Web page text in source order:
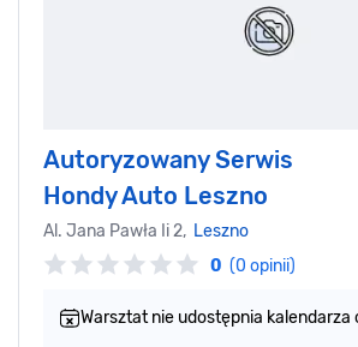
Autoryzowany Serwis
Hondy Auto Leszno
Al. Jana Pawła Ii 2, Leszno
0 (0 opinii)
Warsztat nie udostępnia kalendarza